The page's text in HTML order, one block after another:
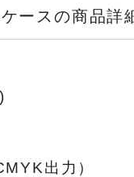
ースの商品詳
出力）